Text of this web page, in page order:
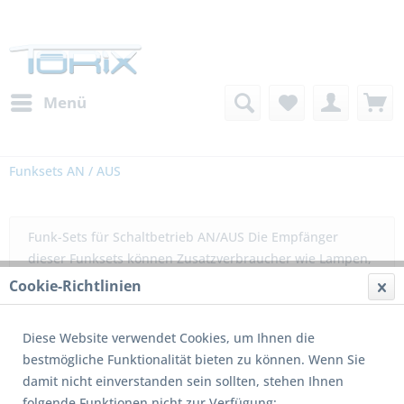
Menü
Funksets AN / AUS
Funk-Sets für Schaltbetrieb AN/AUS Die Empfänger
dieser Funksets können Zusatzverbraucher wie Lampen,
Pumpen und andere Verbraucher schalten. Diese Empf.
können oft zwischen den...mehr erfahren »
Filtern
Cookie-Richtlinien
Diese Website verwendet Cookies, um Ihnen die
bestmögliche Funktionalität bieten zu können. Wenn Sie
damit nicht einverstanden sein sollten, stehen Ihnen